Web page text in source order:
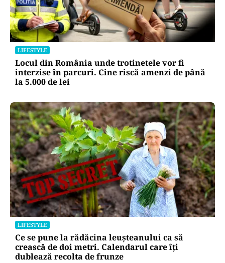
LIFESTYLE
Locul din România unde trotinetele vor fi
interzise în parcuri. Cine riscă amenzi de până
la 5.000 de lei
LIFESTYLE
Ce se pune la rădăcina leușteanului ca să
crească de doi metri. Calendarul care îți
dublează recolta de frunze